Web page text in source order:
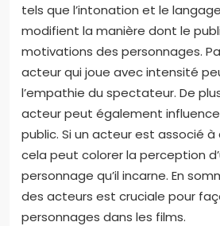
tels que l’intonation et le
modifient la manière dont le
motivations des personnages.
acteur qui joue avec intensité
l’empathie du spectateur. De
acteur peut également
public. Si un acteur est associé
cela peut colorer la perception
personnage qu’il incarne. En
des acteurs est cruciale pour
personnages dans les films.